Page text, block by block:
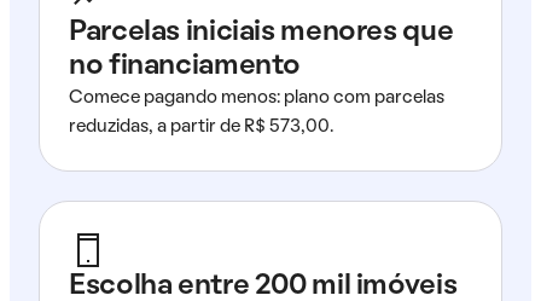
Parcelas iniciais menores que
no financiamento
Comece pagando menos: plano com parcelas
reduzidas, a partir de R$ 573,00.
Escolha entre 200 mil imóveis